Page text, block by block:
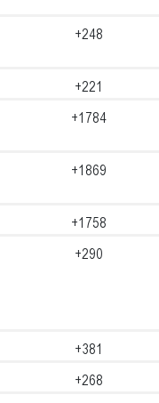
+248
+221
+1784
+1869
+1758
+290
+381
+268